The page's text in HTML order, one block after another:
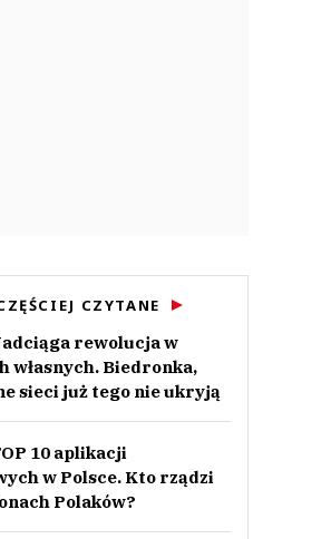
CZYTANE
rewolucja w
własnych. Biedronka,
sieci już tego nie ukryją
10 aplikacji
w Polsce. Kto rządzi
Polaków?